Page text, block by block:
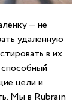
— не
удаленную
в их
цели и
Мы в Rubrain